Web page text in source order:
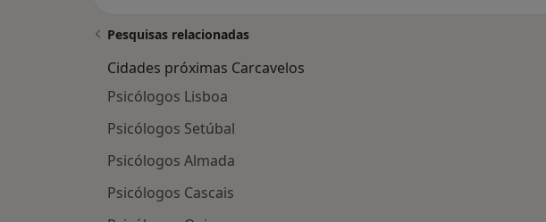
Pesquisas relacionadas
Cidades próximas Carcavelos
Psicólogos Lisboa
Psicólogos Setúbal
Psicólogos Almada
Psicólogos Cascais